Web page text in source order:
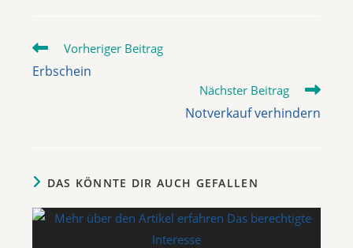
Vorheriger Beitrag
Erbschein
Nächster Beitrag
Notverkauf verhindern
DAS KÖNNTE DIR AUCH GEFALLEN